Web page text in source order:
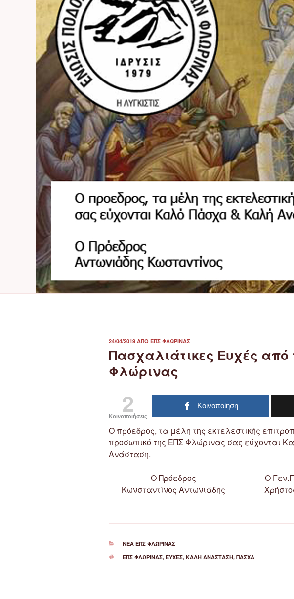
ΔΗΜΟΣΙΕΎΤΗΚΕ
24/04/2019 ΑΠΌ ΕΠΣ ΦΛΏΡΙΝΑΣ
Πασχαλιάτικες Ευχές από
Φλώρινας
2
Κοινοποιήσεις
Κοινοποίηση
Ο πρόεδρος, τα μέλη της εκτελεστικής
προσωπικό της ΕΠΣ Φλώρινας σας εύχονται
Ανάσταση.
Ο Πρόεδρος
Κωνσταντίνος Αντωνιάδης
Ο
ΚΑΤΗΓΟΡΊΕΣ
ΝΈΑ ΕΠΣ ΦΛΏΡΙΝΑΣ
ΕΤΙΚΈΤΕΣ
ΕΠΣ ΦΛΏΡΙΝΑΣ, ΕΥΧΈΣ, ΚΑΛΉ ΑΝΆΣΤΑΣΗ, ΠΆΣΧΑ